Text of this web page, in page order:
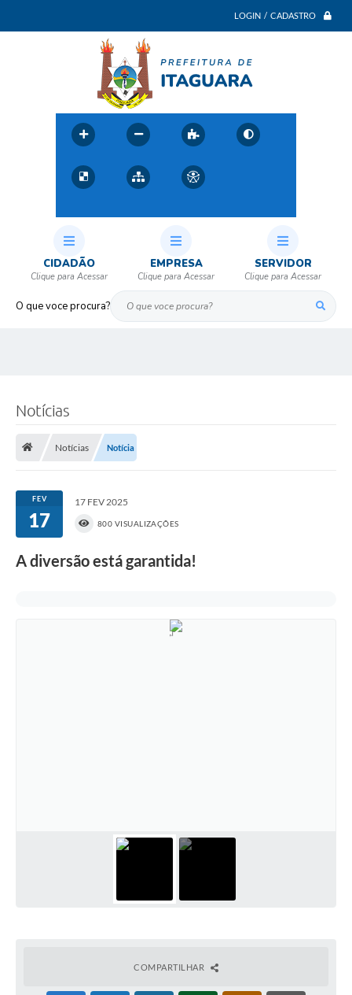
LOGIN / CADASTRO
O que voce procura?
CIDADÃO EMPRESA SERVIDOR
Notícias
Notícias Notícia
FEV
17
17 FEV 2025
800 VISUALIZAÇÕES
A diversão está garantida!
COMPARTILHAR